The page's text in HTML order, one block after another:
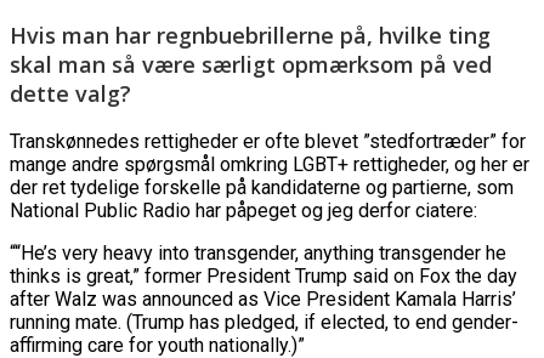
Hvis man har regnbuebrillerne på, hvilke ting
skal man så være særligt opmærksom på ved
dette valg?
Transkønnedes rettigheder er ofte blevet ”stedfortræder” for
mange andre spørgsmål omkring LGBT+ rettigheder, og her er
der ret tydelige forskelle på kandidaterne og partierne, som
National Public Radio har påpeget og jeg derfor ciatere:
““He’s very heavy into transgender, anything transgender he
thinks is great,” former President Trump said on Fox the day
after Walz was announced as Vice President Kamala Harris’
running mate. (Trump has pledged, if elected, to end gender-
affirming care for youth nationally.)”